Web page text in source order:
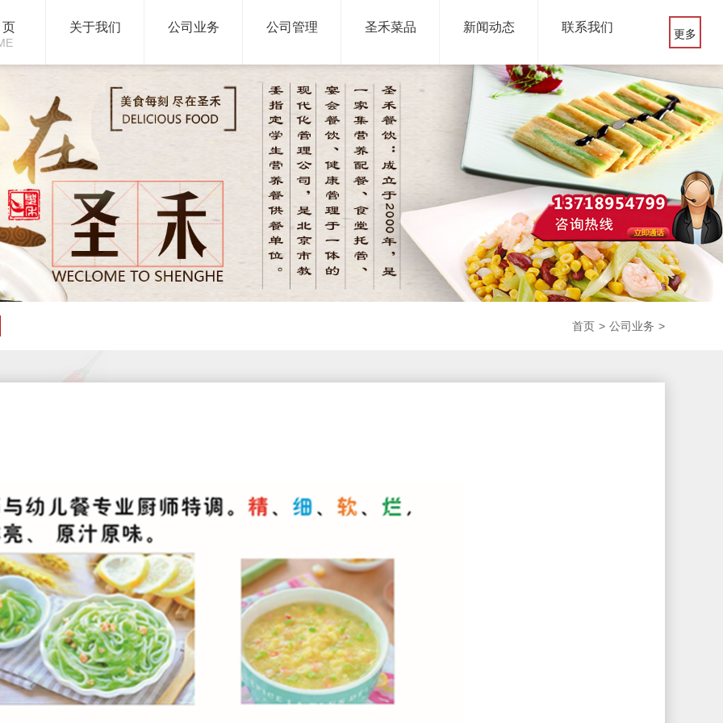
关于我们 公司业务 公司管理 圣禾菜品 新闻动态 联系我们 更多
首页 > 公司业务 >